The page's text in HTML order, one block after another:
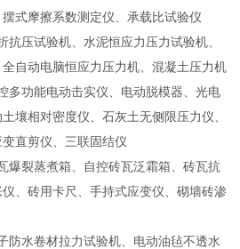
式摩擦系数测定仪、承载比试验仪
抗压试验机、水泥恒应力压力试验机、
自动电脑恒应力压力机、混凝土压力机
多功能电动击实仪、电动脱模器、光电
壤相对密度仪、石灰土无侧限压力仪、
直剪仪、三联固结仪
爆裂蒸煮箱、自控砖瓦泛霜箱、砖瓦抗
、砖用卡尺、手持式应变仪、砌墙砖渗
防水卷材拉力试验机、电动油毡不透水